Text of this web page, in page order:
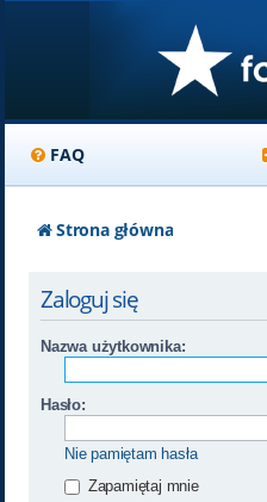
FAQ
Strona główna
Zaloguj się
Nazwa użytkownika:
Hasło:
Nie pamiętam hasła
Zapamiętaj mnie